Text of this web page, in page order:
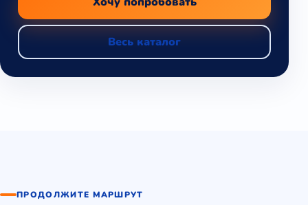
Весь каталог
ПРОДОЛЖИТЕ МАРШРУТ